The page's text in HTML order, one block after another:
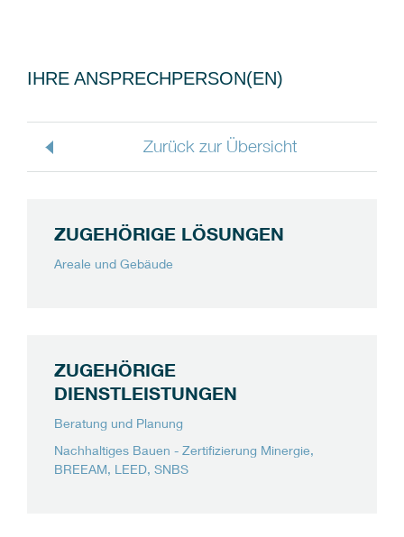
IHRE ANSPRECHPERSON(EN)
Zurück zur Übersicht
ZUGEHÖRIGE LÖSUNGEN
Areale und Gebäude
ZUGEHÖRIGE
DIENSTLEISTUNGEN
Beratung und Planung
Nachhaltiges Bauen - Zertifizierung Minergie,
BREEAM, LEED, SNBS